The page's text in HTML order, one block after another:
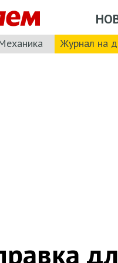
Журнал на